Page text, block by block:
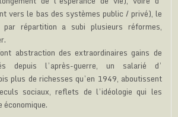
vers le bas des systèmes public / privé), le
répartition a subi plusieurs réformes,
abstraction des extraordinaires gains de
depuis l’après-guerre, un salarié d’
plus de richesses qu’en 1949, aboutissent
sociaux, reflets de l’idéologie qui les